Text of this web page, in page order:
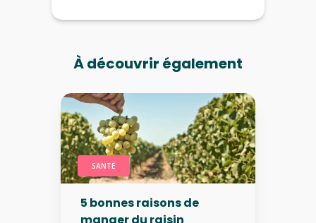
À découvrir également
SANTÉ
5 bonnes raisons de